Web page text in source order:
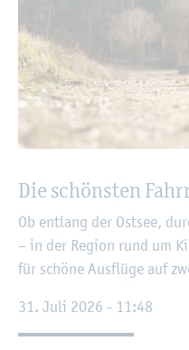
Die schöns­ten
Ob ent­lang der Ost­see,
– in der Re­gi­on rund um
für schö­ne Aus­flü­ge auf
31. Juli 2026 - 11:48